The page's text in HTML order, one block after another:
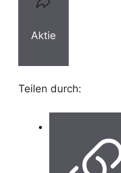
Aktie
Teilen durch: